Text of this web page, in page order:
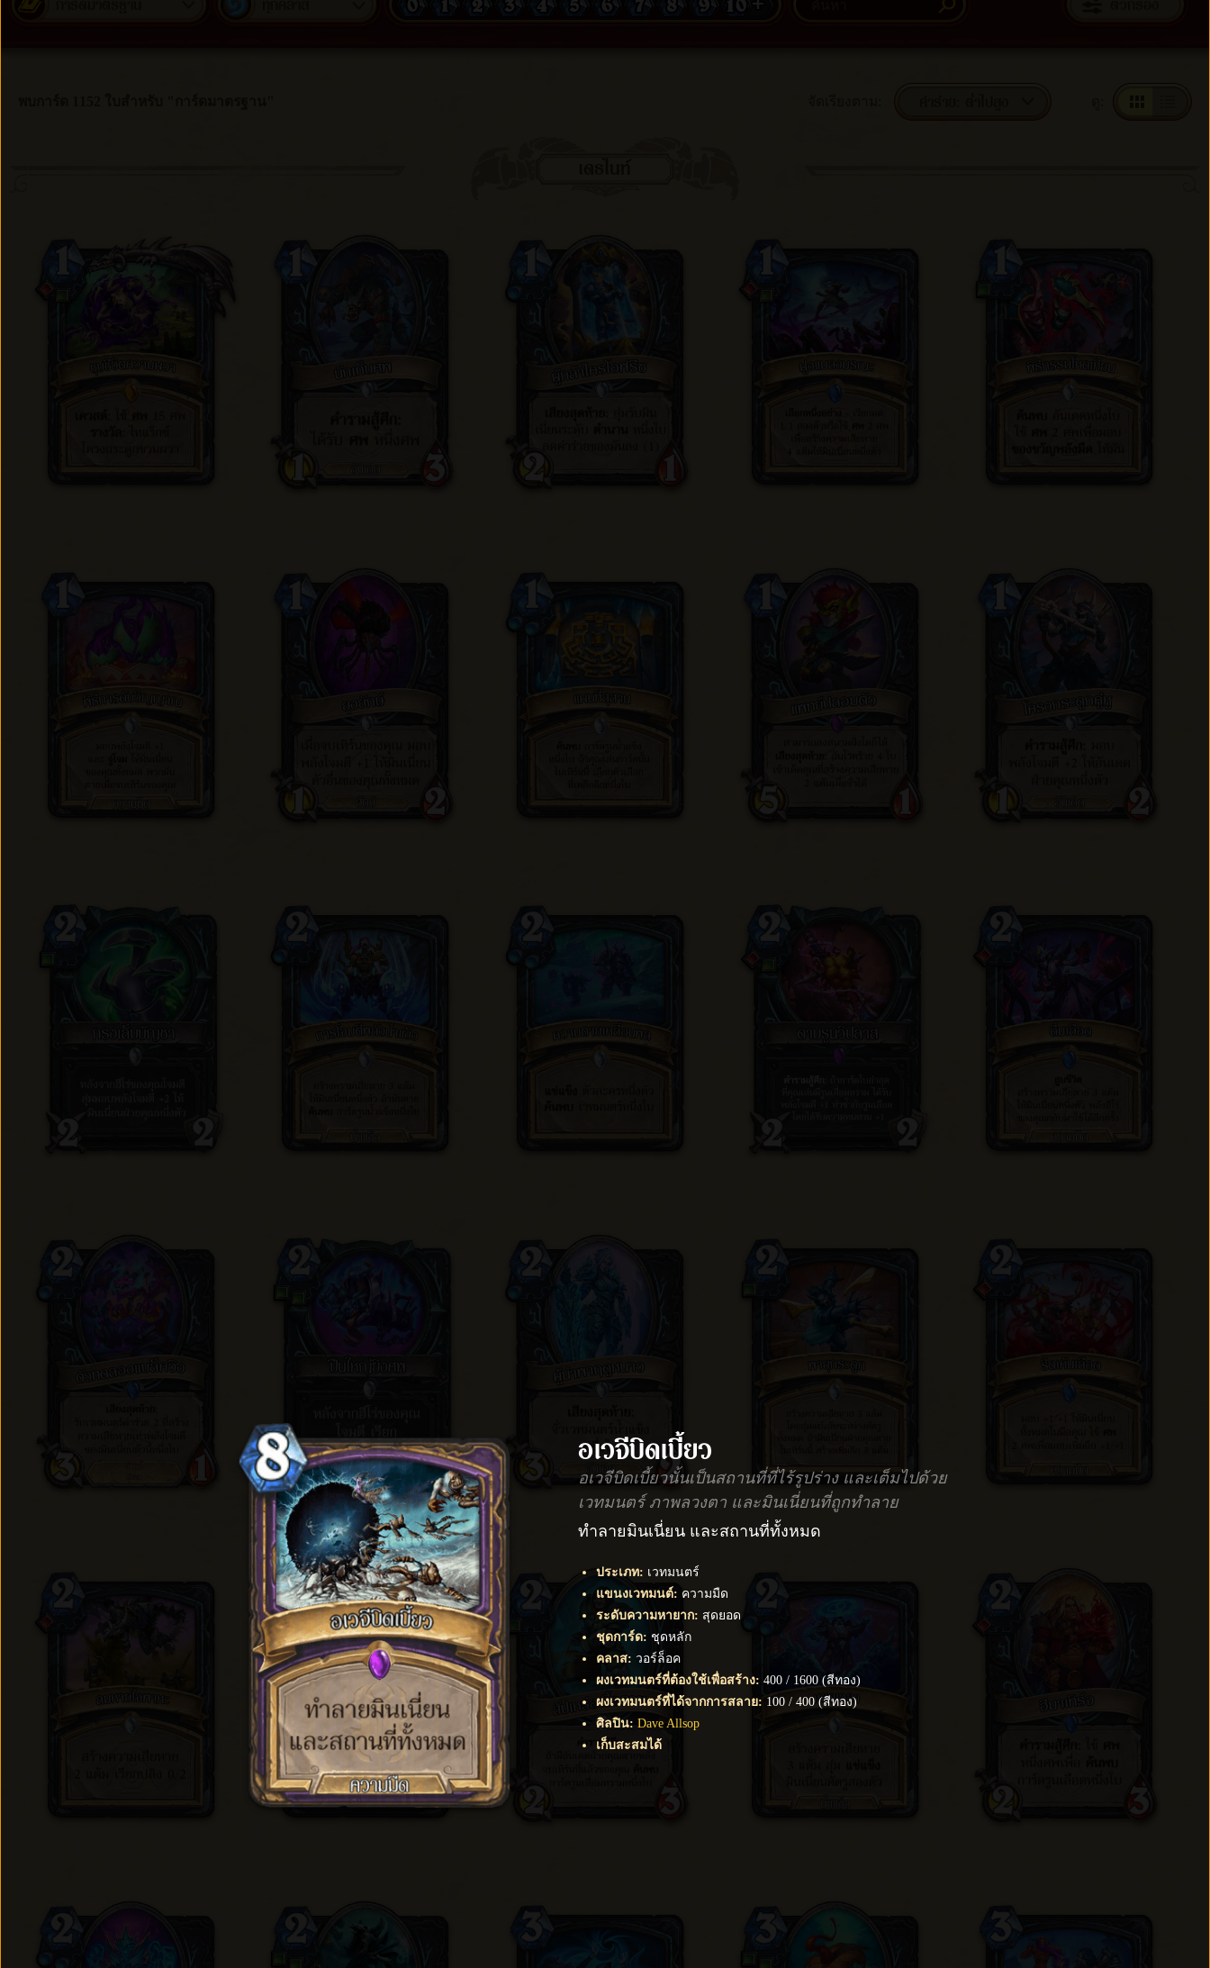
0 2 3 4 5 6 7 8 9 10 +
อเวจีบิดเบี้ยว
อเวจีบิดเบี้ยวนั้นเป็นสถานที่ที่ไร้รูปร่าง และเต็มไปด้วย
เวทมนตร์ ภาพลวงตา และมินเนี่ยนที่ถูกทำลาย
ทำลายมินเนี่ยน และสถานที่ทั้งหมด
ประเภท: เวทมนตร์
แขนงเวทมนต์: ความมืด
ระดับความหายาก: สุดยอด
ชุดการ์ด: ชุดหลัก
คลาส: วอร์ล็อค
ผงเวทมนตร์ที่ต้องใช้เพื่อสร้าง: 400 / 1600 (สีทอง)
ผงเวทมนตร์ที่ได้จากการสลาย: 100 / 400 (สีทอง)
ศิลปิน: Dave Allsop
เก็บสะสมได้